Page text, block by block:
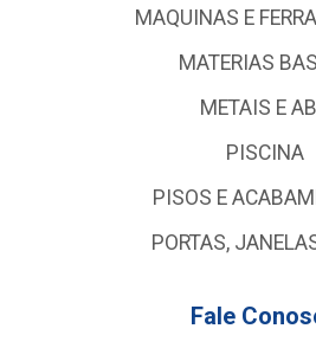
MAQUINAS E
MATERIAS
METAIS E
PISCINA
PISOS E
PORTAS,
Fale